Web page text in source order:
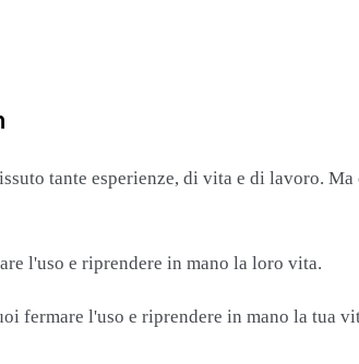
tante esperienze, di vita e di lavoro.
l'uso e riprendere in mano la loro vita.
fermare l'uso e riprendere in mano la tua